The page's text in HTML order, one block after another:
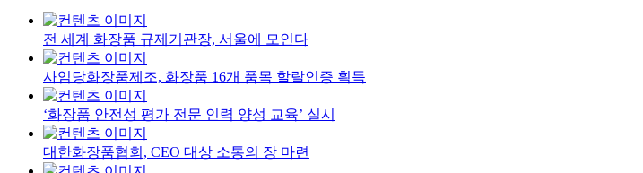
전 세계 화장품 규제기관장, 서울에 모인다
사임당화장품제조, 화장품 16개 품목 할랄인증 획득
‘화장품 안전성 평가 전문 인력 양성 교육’ 실시
대한화장품협회, CEO 대상 소통의 장 마련